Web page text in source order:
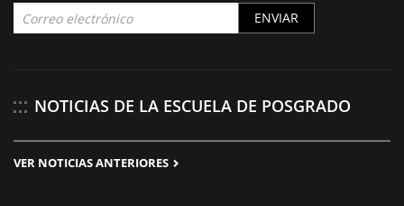
ENVIAR
NOTICIAS DE LA ESCUELA DE POSGRADO
VER NOTICIAS ANTERIORES